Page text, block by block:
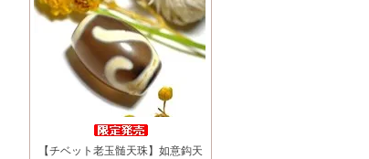
【チベット老玉髄天珠】如意鈎天